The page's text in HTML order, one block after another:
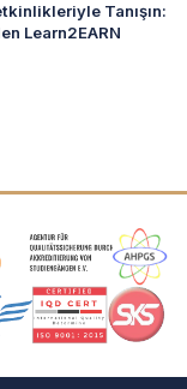
Tanışın:
Learn2EARN